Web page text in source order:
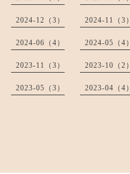
2024-12（3） 2024-11（3）
2024-06（4） 2024-05（4）
2023-11（3） 2023-10（2）
2023-05（3） 2023-04（4）